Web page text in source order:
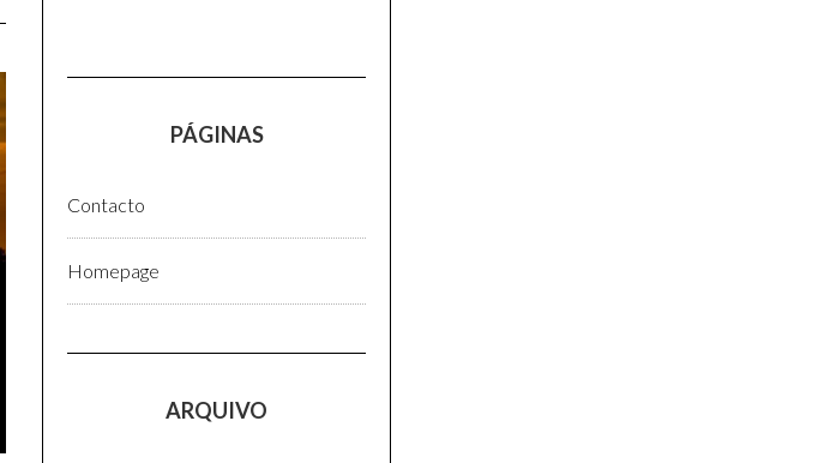
PÁGINAS
Contacto
Homepage
ARQUIVO